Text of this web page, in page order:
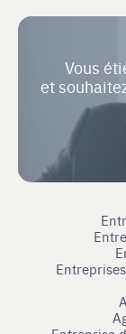
Vous
et